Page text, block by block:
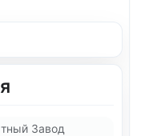
Завод